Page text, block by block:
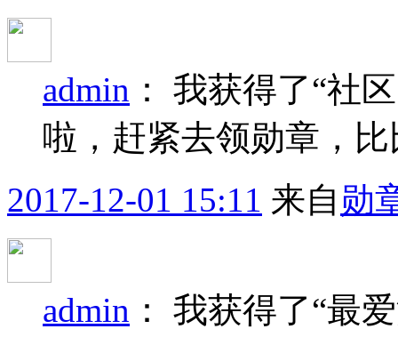
admin ： 我获得了“社
啦，赶紧去领勋章，
2017-12-01 15:11 来自 勋
admin ： 我获得了“最